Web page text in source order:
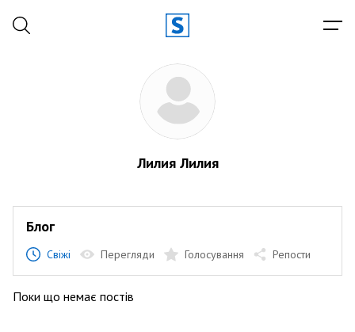
Лилия Лилия
Блог
Свіжі Перегляди Голосування Репости
Поки що немає постів